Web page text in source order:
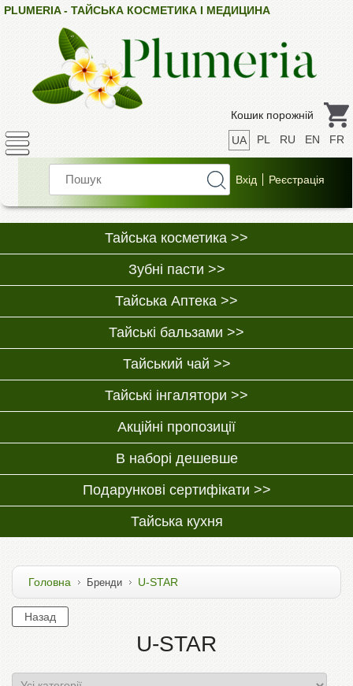
PLUMERIA - ТАЙСЬКА КОСМЕТИКА І МЕДИЦИНА
Кошик порожній
UA
PL RU EN FR
Тайська косметика >>
Зубні пасти >>
Тайська Аптека >>
Тайські бальзами >>
Тайський чай >>
Тайські інгалятори >>
Акційні пропозиції
В наборі дешевше
Подарункові сертифікати >>
Тайська кухня
Головна Бренди U-STAR
U-STAR